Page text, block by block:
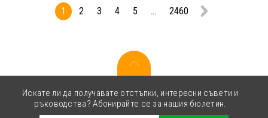
1 2 3 4 5 ... 2460
Искате ли да получавате отстъпки, интересни съвети и
ръководства? Абонирайте се за нашия бюлетин.